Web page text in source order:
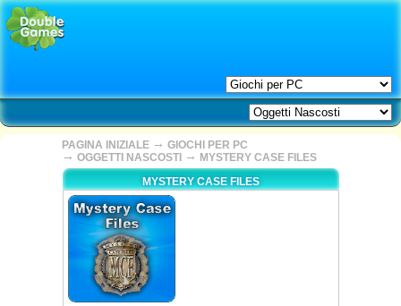
PAGINA INIZIALE → GIOCHI PER PC
→ OGGETTI NASCOSTI → MYSTERY CASE FILES
MYSTERY CASE FILES